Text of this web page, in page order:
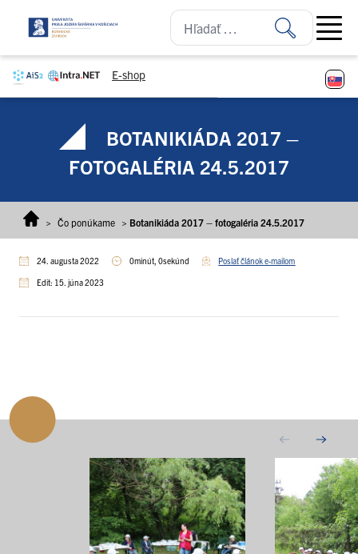
E-shop
Open
BOTANIKIÁDA 2017 –
FOTOGALÉRIA 24.5.2017
> Čo ponúkame > Botanikiáda 2017 – fotogaléria 24.5.2017
24. augusta 2022 0minút, 0sekúnd Poslať článok e-mailom
Edit: 15. júna 2023